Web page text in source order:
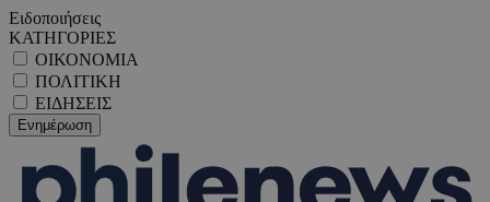
Ειδοποιήσεις
ΚΑΤΗΓΟΡΙΕΣ
ΟΙΚΟΝΟΜΙΑ
ΠΟΛΙΤΙΚΗ
ΕΙΔΗΣΕΙΣ